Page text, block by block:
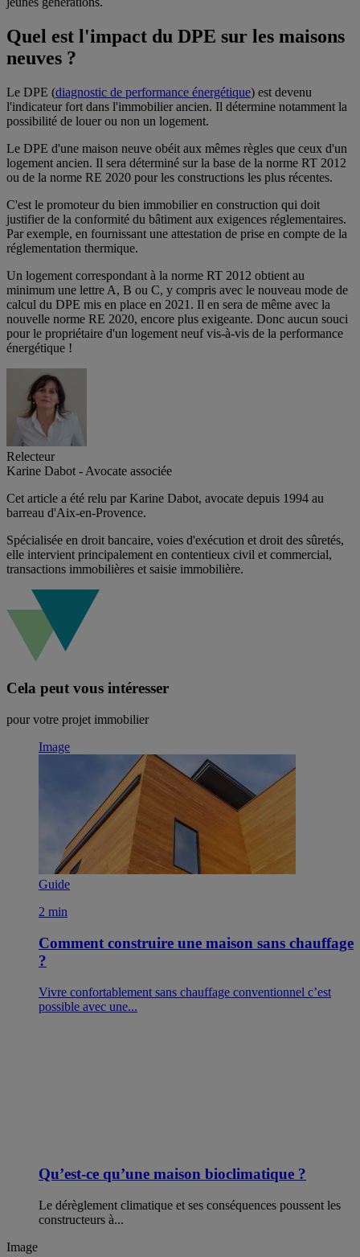
Quel est l'impact du DPE sur les maisons
neuves ?
Le DPE (diagnostic de performance énergétique) est devenu
l'indicateur fort dans l'immobilier ancien. Il détermine notamment la
possibilité de louer ou non un logement.
Le DPE d'une maison neuve obéit aux mêmes règles que ceux d'un
logement ancien. Il sera déterminé sur la base de la norme RT 2012
ou de la norme RE 2020 pour les constructions les plus récentes.
C'est le promoteur du bien immobilier en construction qui doit
justifier de la conformité du bâtiment aux exigences réglementaires.
Par exemple, en fournissant une attestation de prise en compte de la
réglementation thermique.
Un logement correspondant à la norme RT 2012 obtient au
minimum une lettre A, B ou C, y compris avec le nouveau mode de
calcul du DPE mis en place en 2021. Il en sera de même avec la
nouvelle norme RE 2020, encore plus exigeante. Donc aucun souci
pour le propriétaire d'un logement neuf vis-à-vis de la performance
énergétique !
Relecteur
Karine Dabot - Avocate associée
Cet article a été relu par Karine Dabot, avocate depuis 1994 au
barreau d'Aix-en-Provence.
Spécialisée en droit bancaire, voies d'exécution et droit des sûretés,
elle intervient principalement en contentieux civil et commercial,
transactions immobilières et saisie immobilière.
Cela peut vous intéresser
pour votre projet immobilier
Image
Guide
2 min
Comment construire une maison sans chauffage
?
Vivre confortablement sans chauffage conventionnel c’est
possible avec une...
Qu’est-ce qu’une maison bioclimatique ?
Le dérèglement climatique et ses conséquences poussent les
constructeurs à...
Image